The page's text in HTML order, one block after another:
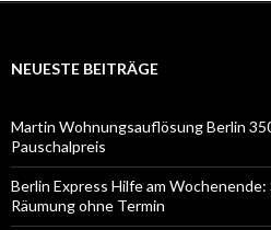
NEUESTE BEITRÄGE
Martin Wohnungsauflösung Berlin
Pauschalpreis
Berlin Express Hilfe am Wochenende:
Räumung ohne Termin